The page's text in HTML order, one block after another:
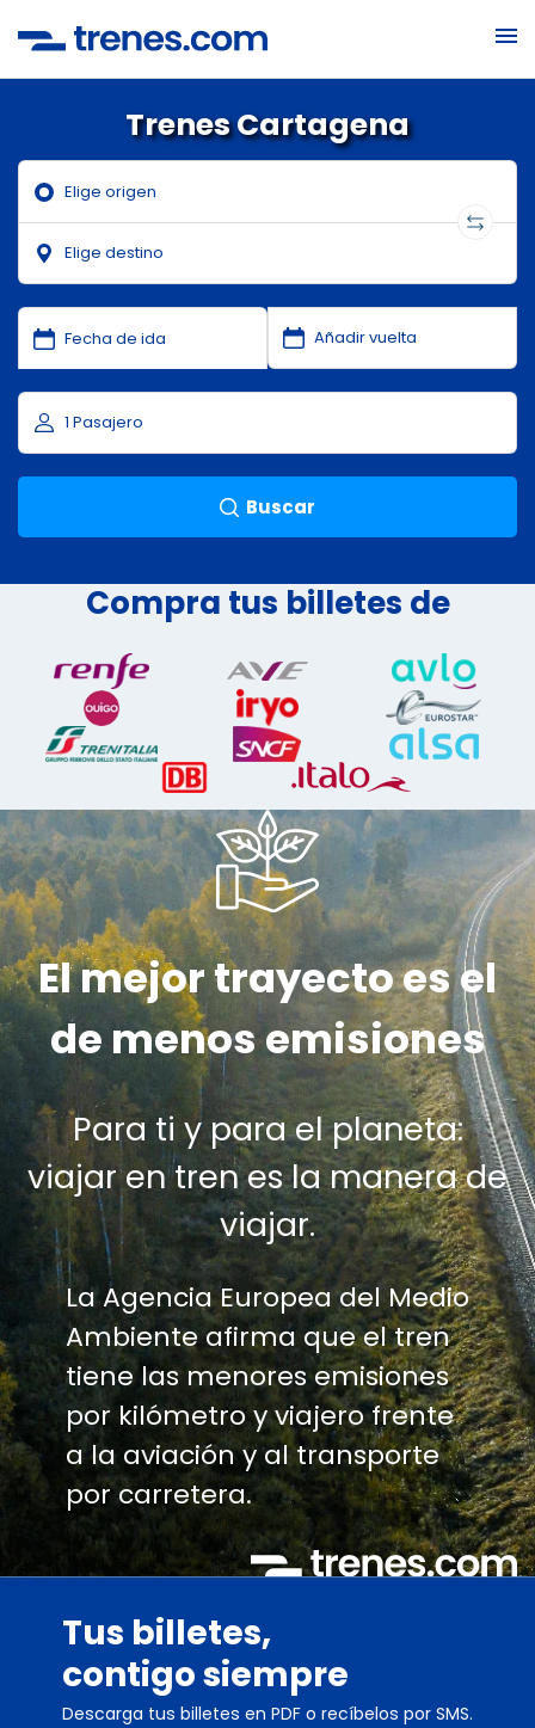
Trenes Cartagena
Buscar
Compra tus billetes de
El mejor trayecto es el
de menos emisiones
Para ti y para el planeta:
viajar en tren es la manera de
viajar.
La Agencia Europea del Medio
Ambiente afirma que el tren
tiene las menores emisiones
por kilómetro y viajero frente
a la aviación y al transporte
por carretera.
Tus billetes,
contigo siempre
Descarga tus billetes en PDF o recíbelos por SMS.